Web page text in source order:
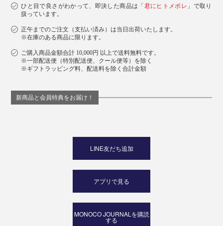
ひと目で良さがわかって、即決した商品は「 君にヒトメボレ 」で取り
扱っています。
正午までのご注文（支払い済み）は当日出荷いたします。
※在庫のある商品に限ります。
ご購入商品金額合計 10,000円 以上で送料無料です。
※一部配送便（特別配送便、クール便等）を除く
※ギフトラッピング料、配送料を除く合計金額
新商品と会員特典をお届け！
LINE友だち追加
アプリで見る
MONOCO JOURNALを購読
する